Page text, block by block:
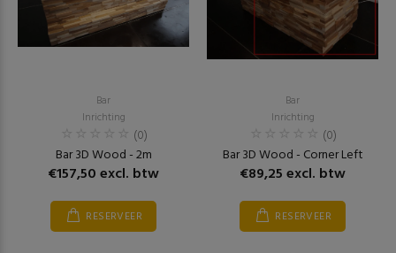
Bar
Inrichting
(0)
Bar 3D Wood - 2m
€157,50 excl. btw
RESERVEER
Bar
Inrichting
(0)
Bar 3D Wood - Corner Left
€89,25 excl. btw
RESERVEER